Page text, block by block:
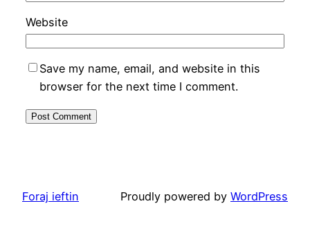
Website
Save my name, email, and website in this
browser for the next time I comment.
Foraj ieftin Proudly powered by WordPress